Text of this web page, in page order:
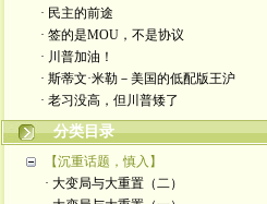
轻松一点 我们一起度过暗夜
· 民主的前途
· 签的是MOU，不是协议
· 川普加油！
· 斯蒂文·米勒－美国的低配版王沪
· 老习没高，但川普矮了
分类目录
【沉重话题，慎入】
· 大变局与大重置（二）